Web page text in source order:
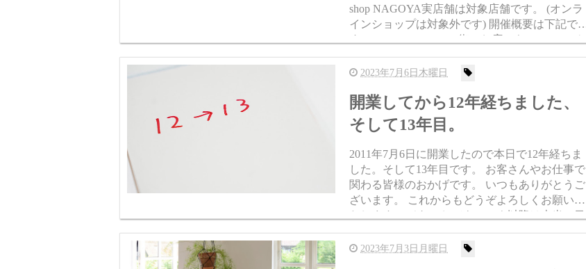
shop NAGOYA実店舗は対象店舗です。 (オンラ
インショップは対象外です) 開催概要は下記で
す。 SHOP SMALL ® 街のお店でキャッシュバ
ック アメリカン・エキス...
2023年7月6日木曜日
開業してから12年経ちました、
そして13年目。
2011年7月6日に開業したので本日で12年経ちま
した。そして13年目です。 お客さんやお仕事で
関わる皆様のおかげです。 いつもありがとうご
ざいます。 これからもどうぞよろしくお願いい
たします。 それにしてもコロナ以降は本当に目
まぐるしく状況が変わりますよね。 先を読んで
道を作っ...
2023年7月3日月曜日